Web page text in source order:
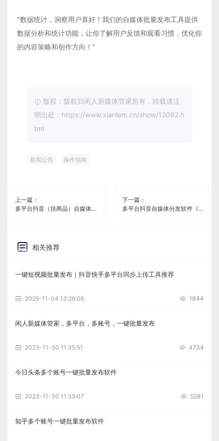
"数据统计，洞察用户喜好！我们的自媒体批量发布工具提供
数据分析和统计功能，让你了解用户反馈和观看习惯，优化你
的内容策略和创作方向！"
版权：版权归闲人新媒体管家所有，转载请注
明出处：https://www.xianlem.cn/show/12092.h
tml
新闻公告 操作指南
上一篇：
多平台抖音（挂商品）自媒体分发软件《闲人新媒体管家》
下一篇：
多平台抖音自媒体分发软件《闲人新媒体管家》
相关推荐
一键短视频批量发布｜抖音快手多平台同步上传工具推荐
2025-11-04 13:26:06 1844
闲人新媒体管家，多平台，多账号，一键批量发布
2023-11-30 11:35:51 4734
今日头条多个账号一键批量发布软件
2023-11-30 11:35:07 5281
知乎多个账号一键批量发布软件